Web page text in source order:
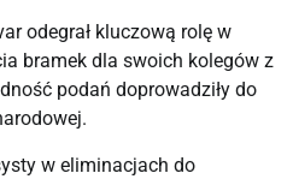
odegrał kluczową rolę w
bramek dla swoich kolegów z
podań doprowadziły do
w eliminacjach do